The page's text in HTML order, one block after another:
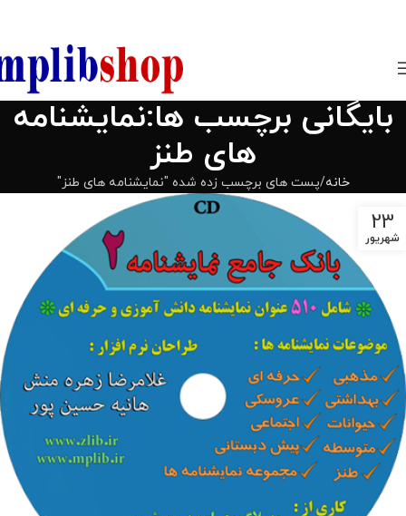
بایگانی برچسب ها:نمایشنامه
های طنز
خانه پست های برچسب زده شده "نمایشنامه های طنز"
23
شهریور